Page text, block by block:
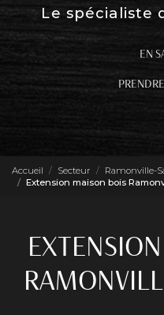
Le spécialiste
EN
Accueil Secteur
Ramonville-
Extension maison bois